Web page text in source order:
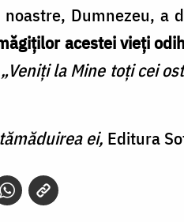
Dumnezeu, a
acestei vieți
„Veniți la Mine toți cei
ei, Editura